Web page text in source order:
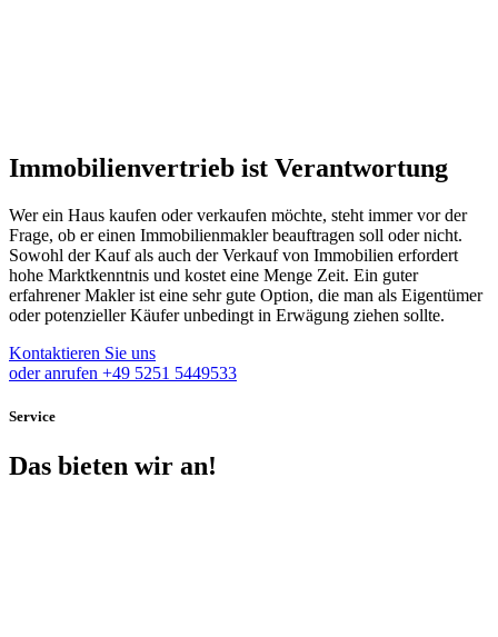
Immobilienvertrieb ist Verantwortung
Wer ein Haus kaufen oder verkaufen möchte, steht immer vor der
Frage, ob er einen Immobilienmakler beauftragen soll oder nicht.
Sowohl der Kauf als auch der Verkauf von Immobilien erfordert
hohe Marktkenntnis und kostet eine Menge Zeit. Ein guter
erfahrener Makler ist eine sehr gute Option, die man als Eigentümer
oder potenzieller Käufer unbedingt in Erwägung ziehen sollte.
Kontaktieren Sie uns
oder anrufen +49 5251 5449533
Service
Das bieten wir an!